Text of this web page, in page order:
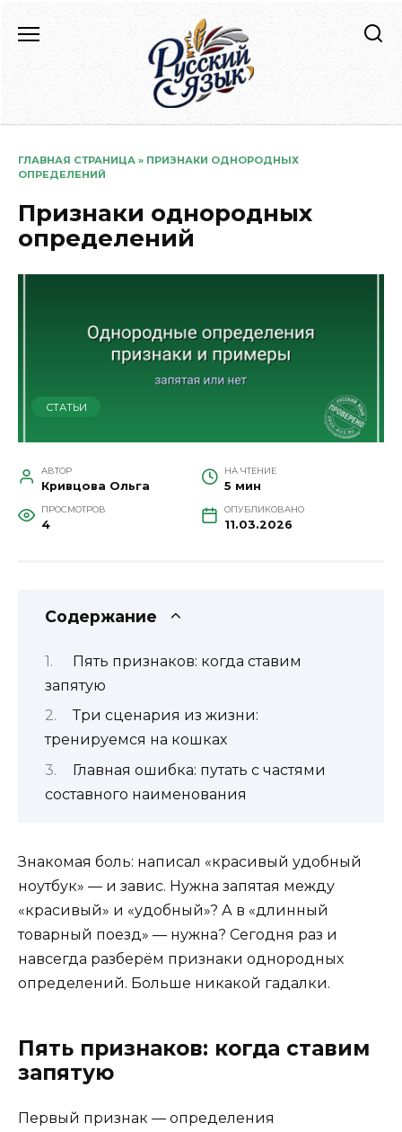
содержанию
ГЛАВНАЯ СТРАНИЦА » ПРИЗНАКИ ОДНОРОДНЫХ
ОПРЕДЕЛЕНИЙ
Признаки однородных
определений
СТАТЬИ
АВТОР
Кривцова Ольга
НА ЧТЕНИЕ
5 мин
ПРОСМОТРОВ
4
ОПУБЛИКОВАНО
11.03.2026
Содержание
Пять признаков: когда ставим
запятую
Три сценария из жизни:
тренируемся на кошках
Главная ошибка: путать с частями
составного наименования
Знакомая боль: написал «красивый удобный
ноутбук» — и завис. Нужна запятая между
«красивый» и «удобный»? А в «длинный
товарный поезд» — нужна? Сегодня раз и
навсегда разберём признаки однородных
определений. Больше никакой гадалки.
Пять признаков: когда ставим
запятую
Первый признак — определения